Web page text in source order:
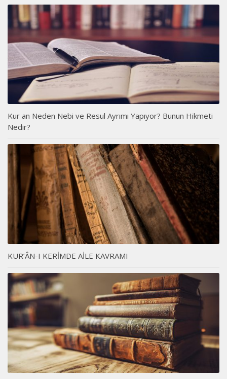
Kur an Neden Nebi ve Resul Ayrımı Yapıyor? Bunun Hikmeti
Nedir?
KUR’ÂN-I KERİMDE AİLE KAVRAMI